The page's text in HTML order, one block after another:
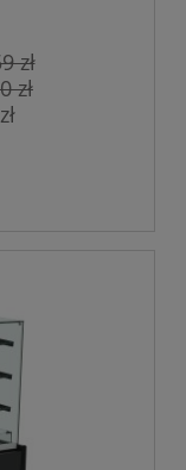
zł
zł